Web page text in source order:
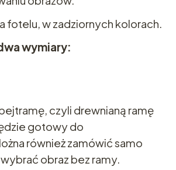
fotelu, w zadziornych kolorach.
wymiary:
czyli drewnianą ramę
gotowy do
również zamówić samo
obraz bez ramy.